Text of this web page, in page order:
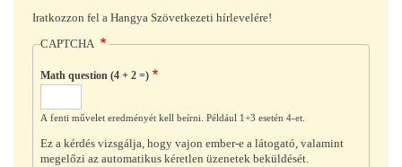
Iratkozzon fel a Hangya Szövetkezeti hírlevelére!
CAPTCHA
Math question (4 + 2 =)
A fenti művelet eredményét kell beírni. Például 1+3 esetén 4-et.
Ez a kérdés vizsgálja, hogy vajon ember-e a látogató, valamint
megelőzi az automatikus kéretlen üzenetek beküldését.